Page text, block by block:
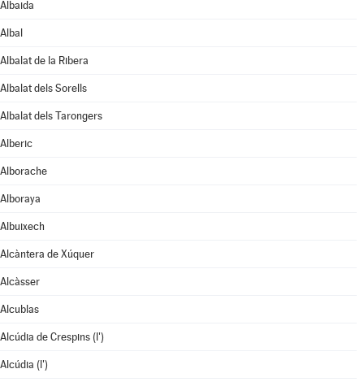
Albaida
Albal
Albalat de la Ribera
Albalat dels Sorells
Albalat dels Tarongers
Alberic
Alborache
Alboraya
Albuixech
Alcàntera de Xúquer
Alcàsser
Alcublas
Alcúdia de Crespins (l')
Alcúdia (l')